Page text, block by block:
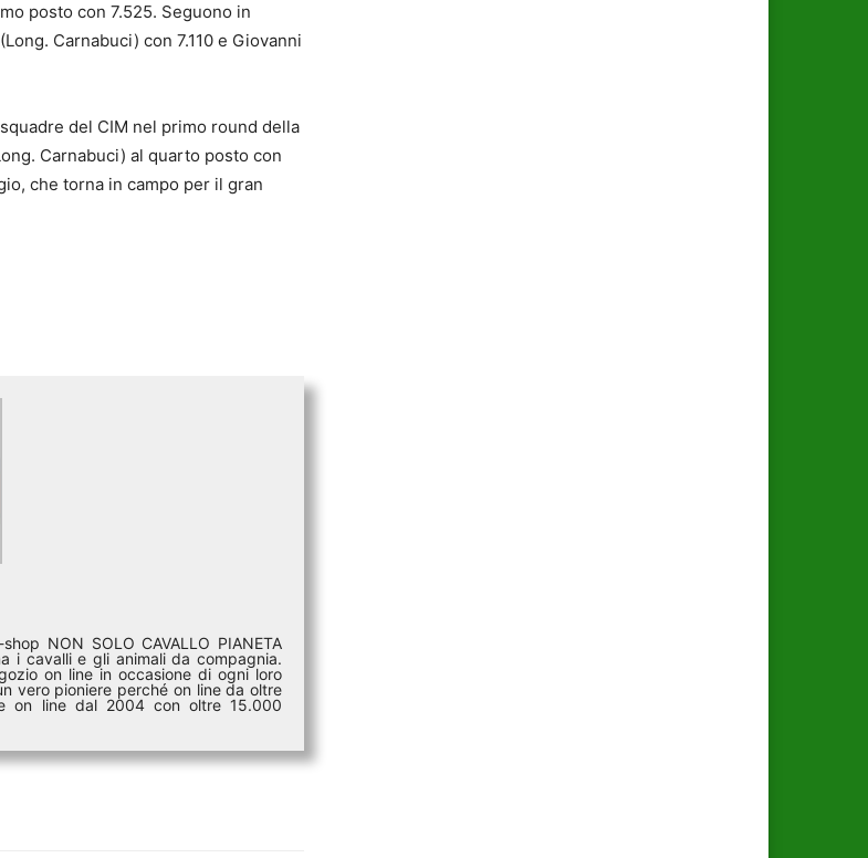
posto con 7.525. Seguono in
Carnabuci) con 7.110 e Giovanni
del CIM nel primo round della
Carnabuci) al quarto posto con
che torna in campo per il gran
NON SOLO CAVALLO PIANETA
i cavalli e gli animali da compagnia.
on line in occasione di ogni loro
vero pioniere perché on line da oltre
on line dal 2004 con oltre 15.000